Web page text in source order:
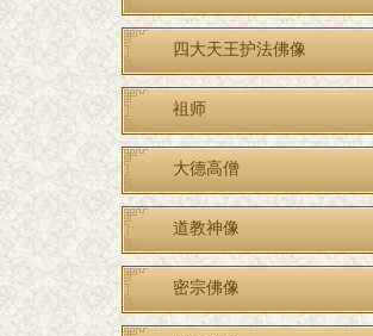
四大天王护法佛像
祖师
大德高僧
道教神像
密宗佛像